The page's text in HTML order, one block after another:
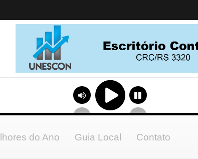
do Ano Guia Local Contato